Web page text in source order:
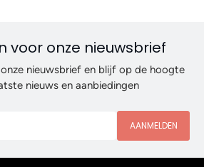
voor onze nieuwsbrief
nieuwsbrief en blijf op de hoogte
nieuws en aanbiedingen
AANMELDEN